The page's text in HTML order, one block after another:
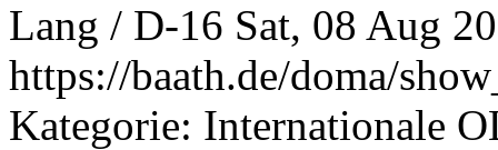
Lang / D-16 Sat, 08 Aug
https://baath.de/doma/
Kategorie: Internationale